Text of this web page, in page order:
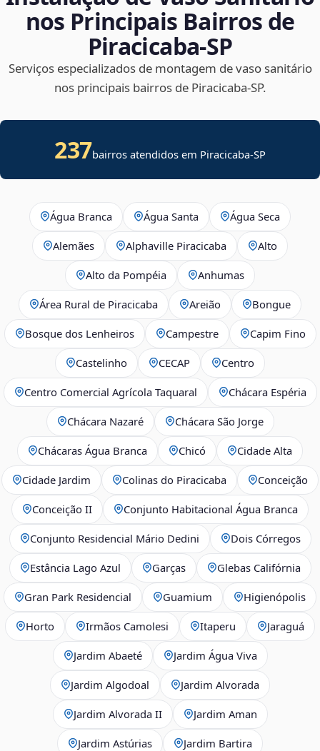
nos Principais Bairros de
Piracicaba‑SP
Serviços especializados de montagem de vaso sanitário
nos principais bairros de Piracicaba‑SP.
237bairros atendidos em Piracicaba-SP
Água Branca Água Santa Água Seca
Alemães Alphaville Piracicaba Alto
Alto da Pompéia Anhumas
Área Rural de Piracicaba Areião Bongue
Bosque dos Lenheiros Campestre Capim Fino
Castelinho CECAP Centro
Centro Comercial Agrícola Taquaral Chácara Espéria
Chácara Nazaré Chácara São Jorge
Chácaras Água Branca Chicó Cidade Alta
Cidade Jardim Colinas do Piracicaba Conceição
Conceição II Conjunto Habitacional Água Branca
Conjunto Residencial Mário Dedini Dois Córregos
Estância Lago Azul Garças Glebas Califórnia
Gran Park Residencial Guamium Higienópolis
Horto Irmãos Camolesi Itaperu Jaraguá
Jardim Abaeté Jardim Água Viva
Jardim Algodoal Jardim Alvorada
Jardim Alvorada II Jardim Aman
Jardim Astúrias Jardim Bartira